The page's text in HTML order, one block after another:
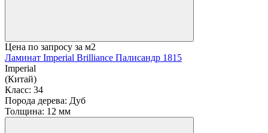
Цена по запросу за м2
Ламинат Imperial Brilliance Палисандр 1815
Imperial
(Китай)
Класс: 34
Порода дерева: Дуб
Толщина: 12 мм